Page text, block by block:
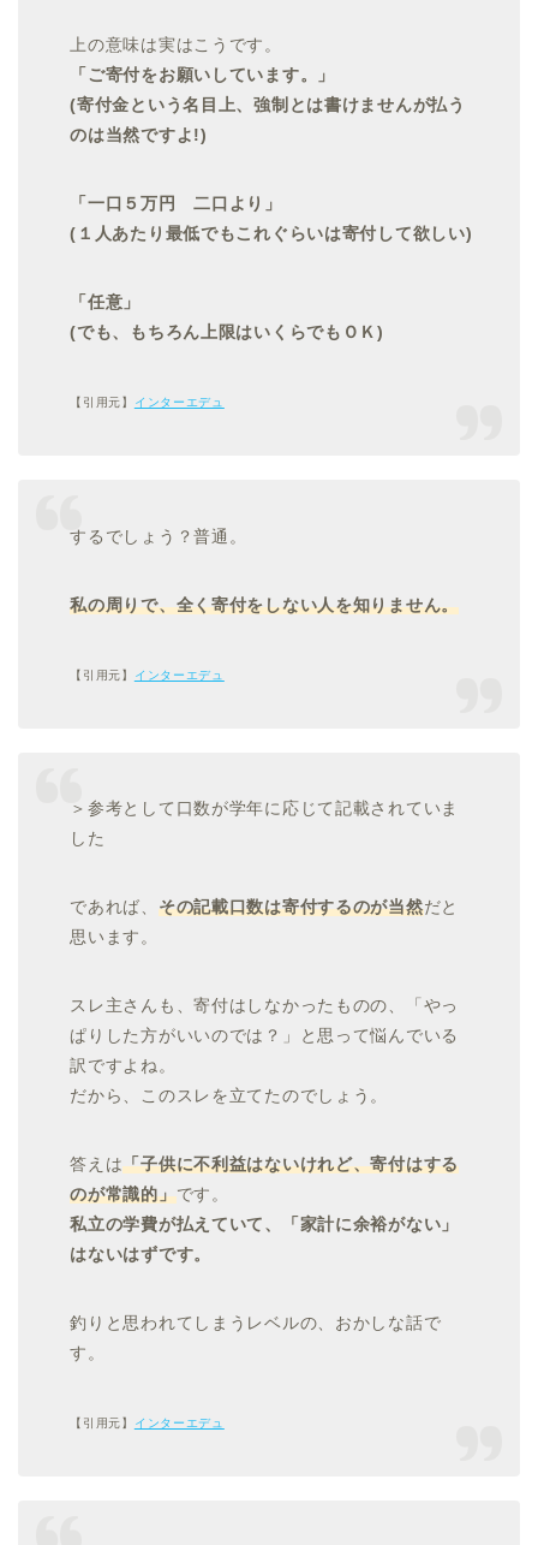
上の意味は実はこうです。
「ご寄付をお願いしています。」
(寄付金という名目上、強制とは書けませんが払う
のは当然ですよ!)
「一口５万円 二口より」
(１人あたり最低でもこれぐらいは寄付して欲しい)
「任意」
(でも、もちろん上限はいくらでもＯＫ)
【引用元】 インターエデュ
するでしょう？普通。
私の周りで、全く寄付をしない人を知りません。
【引用元】 インターエデュ
＞参考として口数が学年に応じて記載されていま
した
であれば、 その記載口数は寄付するのが当然だと
思います。
スレ主さんも、寄付はしなかったものの、「やっ
ぱりした方がいいのでは？」と思って悩んでいる
訳ですよね。
だから、このスレを立てたのでしょう。
答えは「子供に不利益はないけれど、寄付はする
のが常識的」です。
私立の学費が払えていて、「家計に余裕がない」
はないはずです。
釣りと思われてしまうレベルの、おかしな話で
す。
【引用元】 インターエデュ